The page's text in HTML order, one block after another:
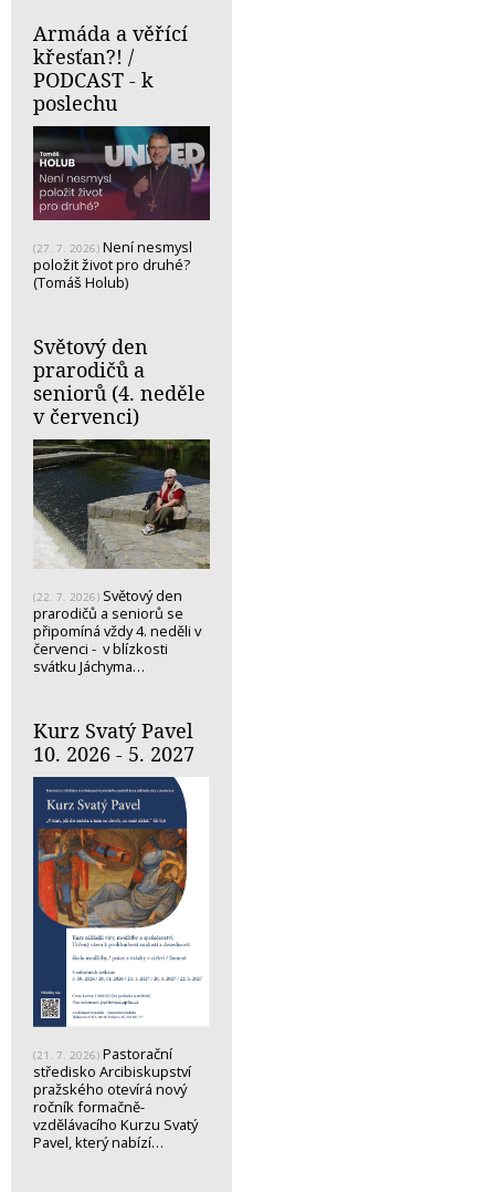
Armáda a věřící
křesťan?! /
PODCAST - k
poslechu
(27. 7. 2026) Není nesmysl
položit život pro druhé?
(Tomáš Holub)
Světový den
prarodičů a
seniorů (4. neděle
v červenci)
(22. 7. 2026) Světový den
prarodičů a seniorů se
připomíná vždy 4. neděli v
červenci - v blízkosti
svátku Jáchyma…
Kurz Svatý Pavel
10. 2026 - 5. 2027
(21. 7. 2026) Pastorační
středisko Arcibiskupství
pražského otevírá nový
ročník formačně-
vzdělávacího Kurzu Svatý
Pavel, který nabízí…